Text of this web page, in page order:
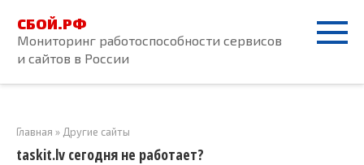
контенту
СБОЙ.РФ
Мониторинг работоспособности сервисов
и сайтов в России
Главная » Другие сайты
taskit.lv сегодня не работает?